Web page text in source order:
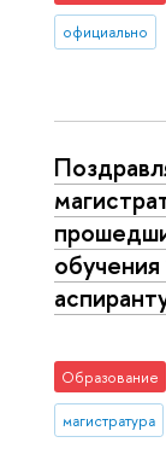
официально
Образование
магистратура